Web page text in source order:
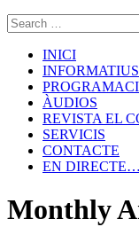
INICI
INFORMATIUS
ÀUDIOS
REVISTA EL
SERVICIS
CONTACTE
EN DIRECTE…
Monthly